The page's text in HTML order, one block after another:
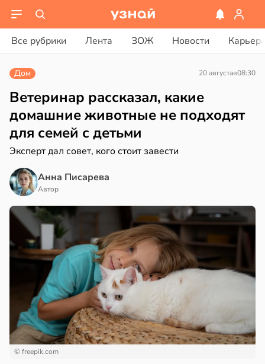
Все рубрики Лента ЗОЖ Новости
в19:49
в13:55
Дом 20 августав08:30
Ветеринар рассказал, какие
домашние животные не подходят
для семей с детьми
Эксперт дал совет, кого стоит завести
Анна Писарева
Автор
© freepik.com
в 19:27
17:21